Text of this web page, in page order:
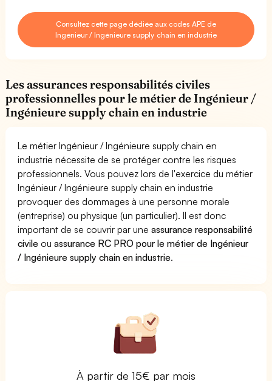
Consultez cette page dédiée aux codes APE de
Ingénieur / Ingénieure supply chain en industrie
Les assurances responsabilités civiles
professionnelles pour le métier de Ingénieur /
Ingénieure supply chain en industrie
Le métier Ingénieur / Ingénieure supply chain en
industrie nécessite de se protéger contre les risques
professionnels. Vous pouvez lors de l'exercice du métier
Ingénieur / Ingénieure supply chain en industrie
provoquer des dommages à une personne morale
(entreprise) ou physique (un particulier). Il est donc
important de se couvrir par uneassurance responsabilité
civile ouassurance RC PRO pour le métier de Ingénieur
/ Ingénieure supply chain en industrie.
À partir de 15€ par mois